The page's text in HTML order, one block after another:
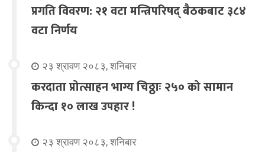
प्रगति विवरण: २१ वटा मन्त्रिपरिषद् बैठकबाट ३८४
वटा निर्णय
२३ श्रावण २०८३, शनिबार
करदाता प्रोत्साहन भाग्य चिठ्ठाः २५० को सामान
किन्दा १० लाख उपहार !
२३ श्रावण २०८३, शनिबार